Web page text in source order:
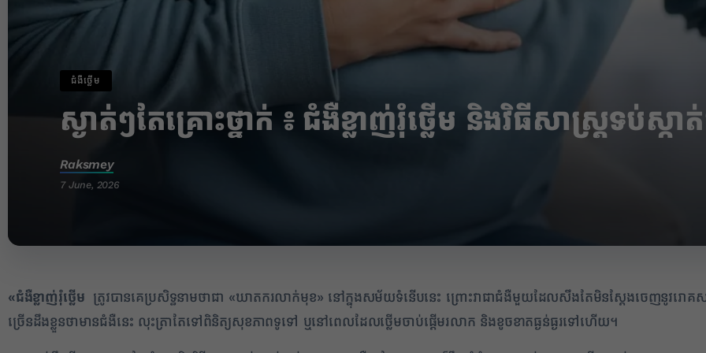
ជំងឺថ្លើម
ស្ងាត់ៗតែគ្រោះថ្នាក់ ៖ ជំងឺខ្លាញ់រុំថ្លើម និងវិធីសាស្ត្រទប់
Raksmey
7 June, 2026
«ជំងឺខ្លាញ់រុំថ្លើម ត្រូវបានគេប្រសិទ្ធនាមថាជា «ឃាតករលាក់មុខ» នៅក្នុងសម័យទំនើបនេះ ព្រោះវាជាជំងឺមួយដែលសឹងតែមិនស្តែងចេញនូវរ
ច្រើនដឹងខ្លួនថាមានជំងឺនេះ លុះត្រាតែទៅពិនិត្យសុខភាពទូទៅ ឬនៅពេលដែលថ្លើមចាប់ផ្តើមរលាក និងខូចខាតធ្ងន់ធ្ងរទៅហើយ។